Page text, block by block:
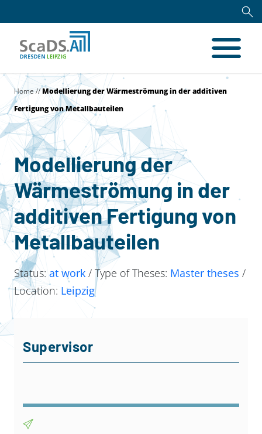
Home//Modellierung der Wärmeströmung in der additiven
Fertigung von Metallbauteilen
Supervisor
Modellierung der
Wärmeströmung in der
additiven Fertigung von
Metallbauteilen
Status: at work / Type of Theses: Master theses /
Location: Leipzig